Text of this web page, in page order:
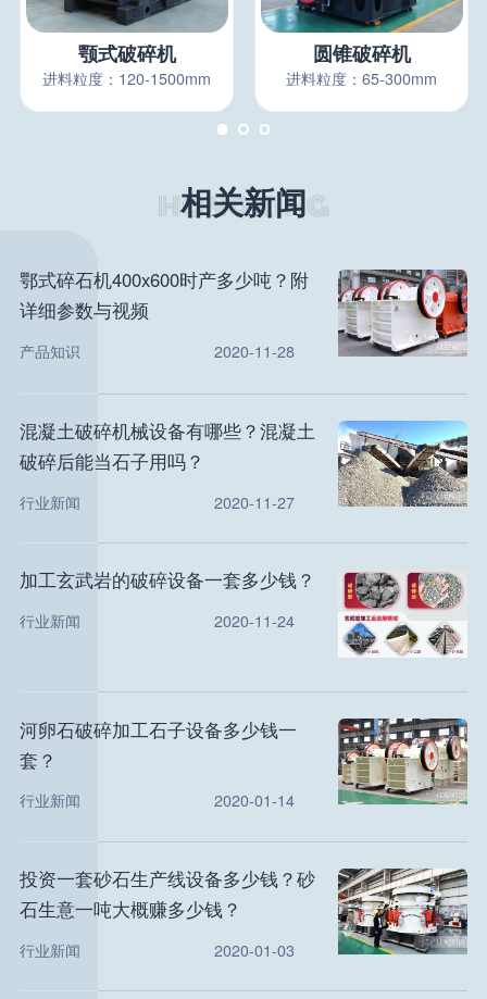
颚式破碎机
进料粒度：120-1500mm
圆锥破碎机
进料粒度：65-300mm
相关新闻
鄂式碎石机400x600时产多少吨？附
详细参数与视频
产品知识 2020-11-28
混凝土破碎机械设备有哪些？混凝土
破碎后能当石子用吗？
行业新闻 2020-11-27
加工玄武岩的破碎设备一套多少钱？
行业新闻 2020-11-24
河卵石破碎加工石子设备多少钱一
套？
行业新闻 2020-01-14
投资一套砂石生产线设备多少钱？砂
石生意一吨大概赚多少钱？
行业新闻 2020-01-03